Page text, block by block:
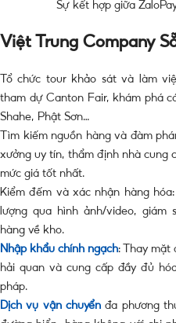
Sự kết hợp giữa
Việt Trung Company
Tổ chức tour khảo sát và làm
tham dự Canton Fair, khám phá
Shahe, Phật Sơn…
Tìm kiếm nguồn hàng và đàm
xưởng uy tín, thẩm định nhà cung
mức giá tốt nhất.
Kiểm đếm và xác nhận hàng
lượng qua hình ảnh/video,
hàng về kho.
Nhập khẩu chính ngạch: Thay mặt
hải quan và cung cấp đầy đủ
pháp.
Dịch vụ vận chuyển đa phương